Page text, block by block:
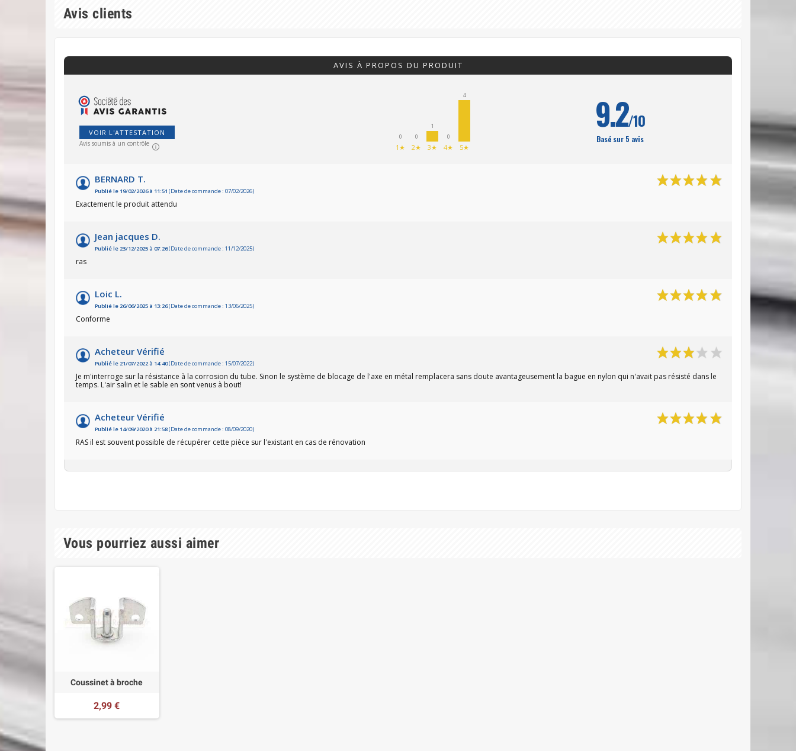
Avis clients
AVIS À PROPOS DU PRODUIT
VOIR L'ATTESTATION
Avis soumis à un contrôle
0
1★
0
2★
1
3★
0
4★
4
5★
9.2/10
Basé sur 5 avis
BERNARD T.
Publié le 19/02/2026 à 11:51 (Date de commande : 07/02/2026)
Exactement le produit attendu
Jean jacques D.
Publié le 23/12/2025 à 07:26(Date de commande : 11/12/2025)
ras
Loic L.
Publié le 26/06/2025 à 13:26(Date de commande : 13/06/2025)
Conforme
Acheteur Vérifié
Publié le 21/07/2022 à 14:40(Date de commande : 15/07/2022)
Je m'interroge sur la résistance à la corrosion du tube. Sinon le système de blocage de l'axe en métal remplacera sans doute avantageusement la bague en nylon qui n'avait pas résisté dans le
temps. L'air salin et le sable en sont venus à bout!
Acheteur Vérifié
Publié le 14/09/2020 à 21:58(Date de commande : 08/09/2020)
RAS il est souvent possible de récupérer cette pièce sur l'existant en cas de rénovation
Vous pourriez aussi aimer
Coussinet à broche
2,99 €